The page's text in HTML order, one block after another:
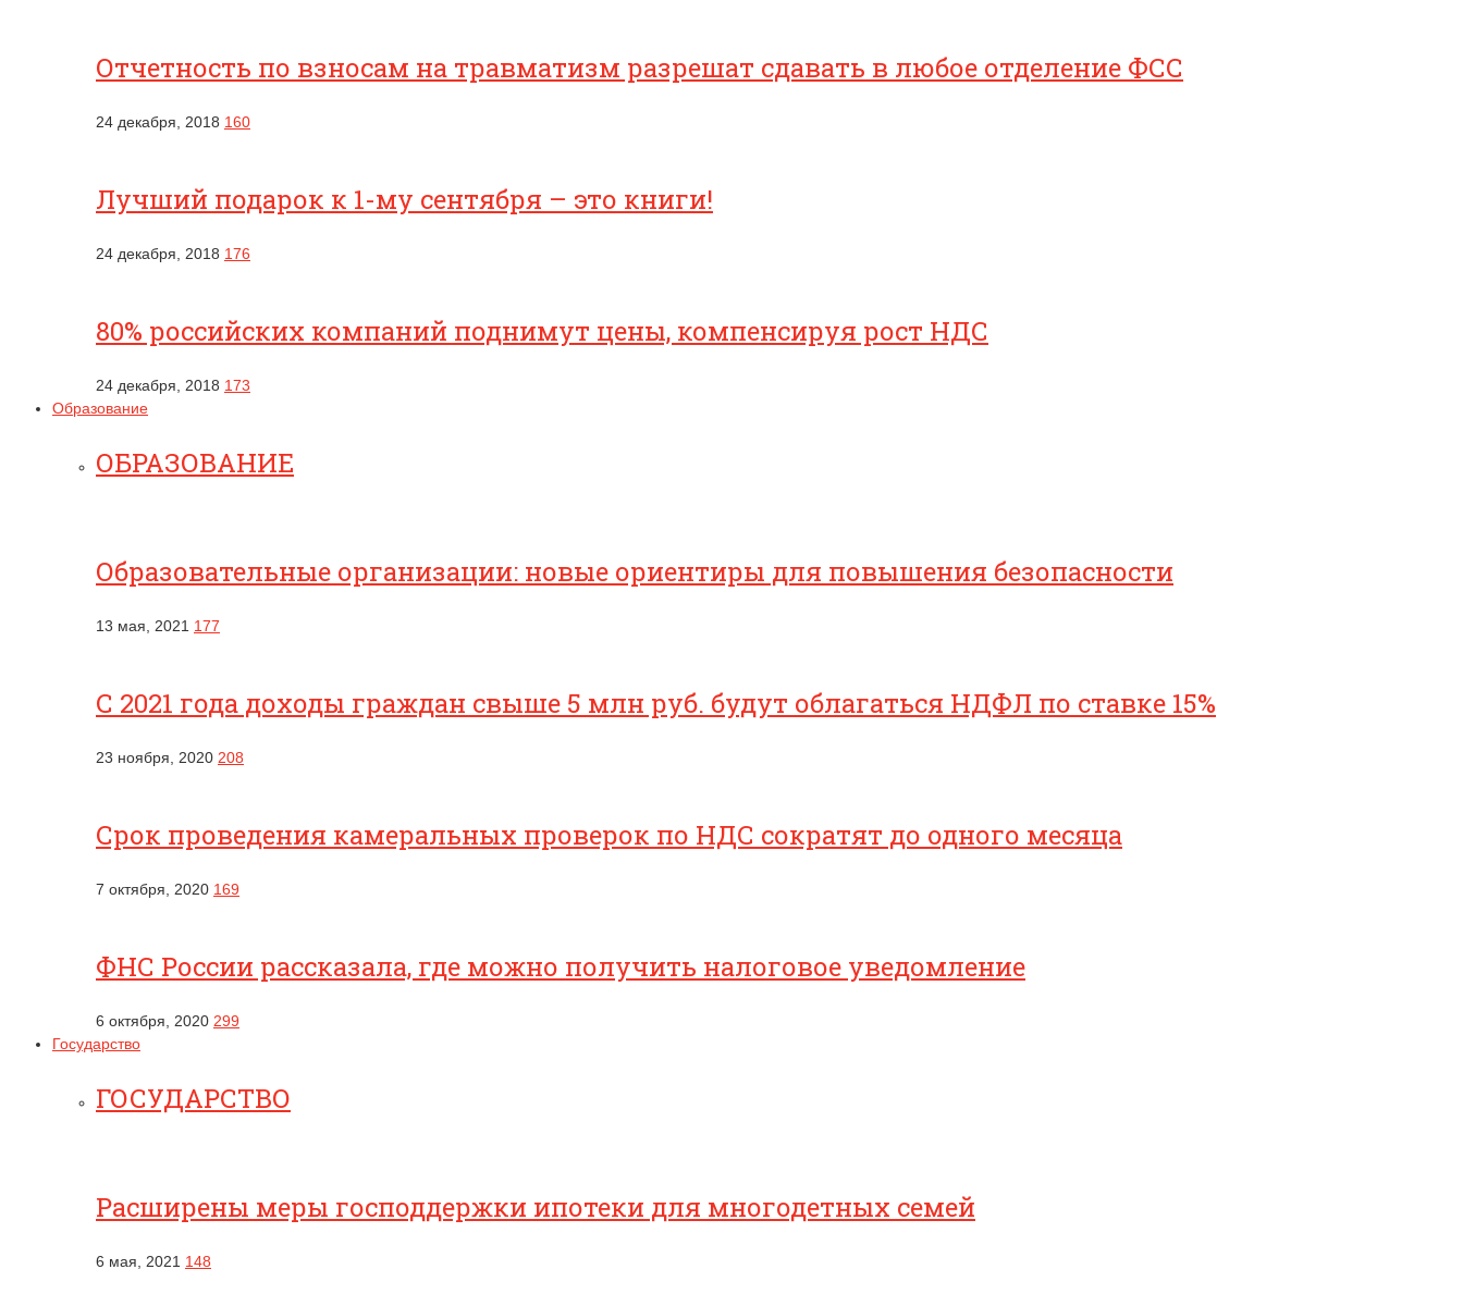
Отчетность по взносам на травматизм разрешат сдавать в любое отделение ФСС
24 декабря, 2018 160
Лучший подарок к 1-му сентября – это книги!
24 декабря, 2018 176
80% российских компаний поднимут цены, компенсируя рост НДС
24 декабря, 2018 173
Образование
ОБРАЗОВАНИЕ
Образовательные организации: новые ориентиры для повышения безопасности
13 мая, 2021 177
С 2021 года доходы граждан свыше 5 млн руб. будут облагаться НДФЛ по ставке 15%
23 ноября, 2020 208
Срок проведения камеральных проверок по НДС сократят до одного месяца
7 октября, 2020 169
ФНС России рассказала, где можно получить налоговое уведомление
6 октября, 2020 299
Государство
ГОСУДАРСТВО
Расширены меры господдержки ипотеки для многодетных семей
6 мая, 2021 148